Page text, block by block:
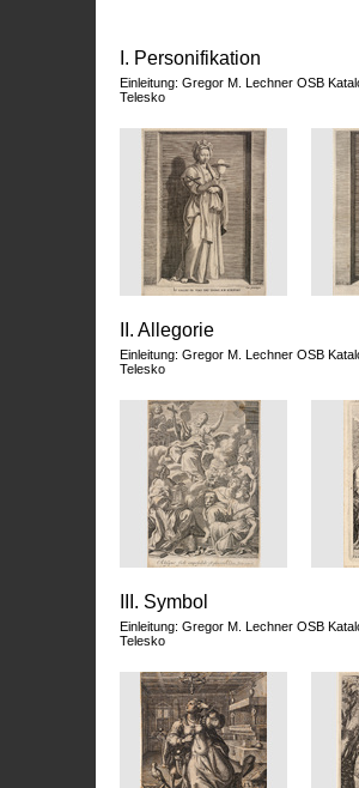
I. Personifikation
Einleitung: Gregor M. Lechner OSB
Telesko
II. Allegorie
Einleitung: Gregor M. Lechner OSB
Telesko
III. Symbol
Einleitung: Gregor M. Lechner OSB
Telesko